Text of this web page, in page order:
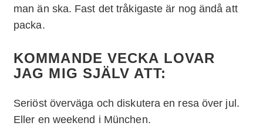
man än ska. Fast det tråkigaste är nog ändå att
packa.
KOMMANDE VECKA LOVAR
JAG MIG SJÄLV ATT:
Seriöst överväga och diskutera en resa över jul.
Eller en weekend i München.